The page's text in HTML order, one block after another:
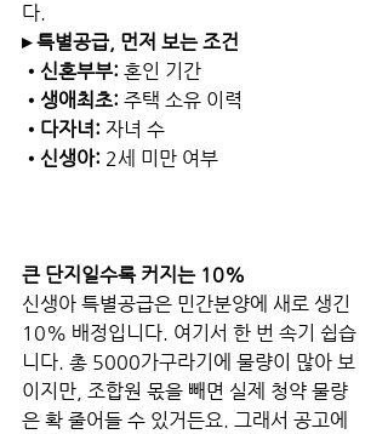
다.
▸ 특별공급, 먼저 보는 조건
•신혼부부: 혼인 기간
•생애최초: 주택 소유 이력
•다자녀: 자녀 수
•신생아: 2세 미만 여부
큰 단지일수록 커지는 10%
신생아 특별공급은 민간분양에 새로 생긴
10% 배정입니다. 여기서 한 번 속기 쉽습
니다. 총 5000가구라기에 물량이 많아 보
이지만, 조합원 몫을 빼면 실제 청약 물량
은 확 줄어들 수 있거든요. 그래서 공고에